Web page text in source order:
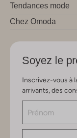
Tendances mode
Chez Omoda
Soyez le
Inscrivez-vous à
arrivants, des